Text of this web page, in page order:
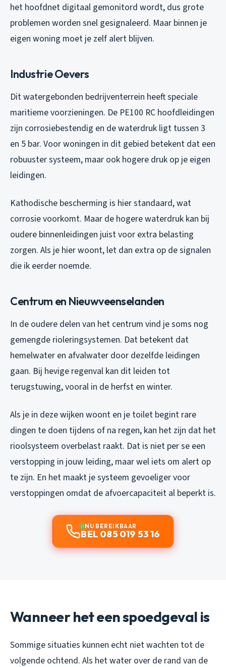
het hoofdnet digitaal gemonitord wordt, dus grote
problemen worden snel gesignaleerd. Maar binnen je
eigen woning moet je zelf alert blijven.
Industrie Oevers
Dit watergebonden bedrijventerrein heeft speciale
maritieme voorzieningen. De PE100 RC hoofdleidingen
zijn corrosiebestendig en de waterdruk ligt tussen 3
en 5 bar. Voor woningen in dit gebied betekent dat een
robuuster systeem, maar ook hogere druk op je eigen
leidingen.
Kathodische bescherming is hier standaard, wat
corrosie voorkomt. Maar de hogere waterdruk kan bij
oudere binnenleidingen juist voor extra belasting
zorgen. Als je hier woont, let dan extra op de signalen
die ik eerder noemde.
Centrum en Nieuwveenselanden
In de oudere delen van het centrum vind je soms nog
gemengde rioleringsystemen. Dat betekent dat
hemelwater en afvalwater door dezelfde leidingen
gaan. Bij hevige regenval kan dit leiden tot
terugstuwing, vooral in de herfst en winter.
Als je in deze wijken woont en je toilet begint rare
dingen te doen tijdens of na regen, kan het zijn dat het
rioolsysteem overbelast raakt. Dat is niet per se een
verstopping in jouw leiding, maar wel iets om alert op
te zijn. En het maakt je systeem gevoeliger voor
verstoppingen omdat de afvoercapaciteit al beperkt is.
NU BEREIKBAAR
BEL 085 019 53 16
Wanneer het een spoedgeval is
Sommige situaties kunnen echt niet wachten tot de
volgende ochtend. Als het water over de rand van de